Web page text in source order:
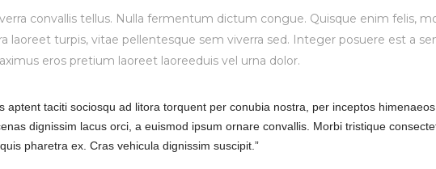
convallis tellus. Nulla fermentum dictum congue. Quisque enim felis,
laoreet turpis, vitae pellentesque sem viverra sed. Integer posuere est a
eros pretium laoreet laoreeduis vel urna dolor.
aptent taciti sociosqu ad litora torquent per conubia nostra, per inceptos
dignissim lacus orci, a euismod ipsum ornare convallis. Morbi tristique
pharetra ex. Cras vehicula dignissim suscipit.”